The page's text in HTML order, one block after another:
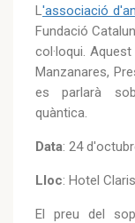
L 'associació
Fundació
col·loqui.
Manzanares,
es parlarà
quàntica.
Data: 24
Lloc: Hotel
El preu del